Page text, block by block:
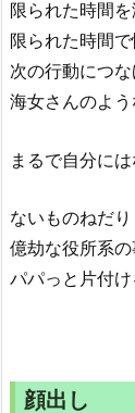
限られた時間を
限られた時間
次の行動につな
海女さんのよ
まるで自分に
ないものねだ
億劫な役所系
パパっと片付
顔出し